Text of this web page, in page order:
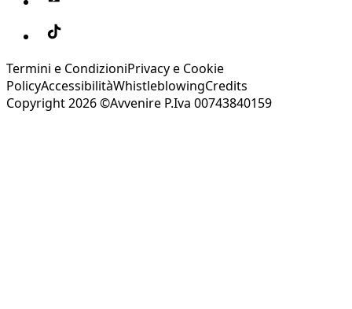
Termini e CondizioniPrivacy e Cookie
PolicyAccessibilitàWhistleblowingCredits
Copyright 2026 ©Avvenire P.Iva 00743840159